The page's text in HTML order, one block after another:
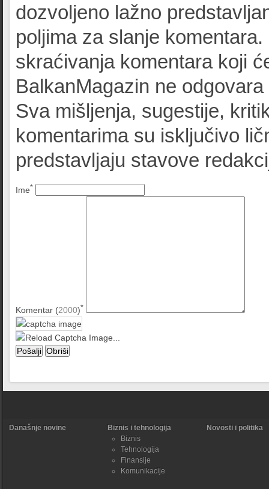
dozvoljeno lažno
poljima za slanje
skraćivanja komentara koji
BalkanMagazin ne
Sva mišljenja, sugestije,
komentarima su isključivo
predstavljaju stavove
Ime*
Komentar (2000)*
Današnje novine
Biznis i tehnologija
Biznis
Tehnologija
Finansije
Komunikacije
Novosti i politika